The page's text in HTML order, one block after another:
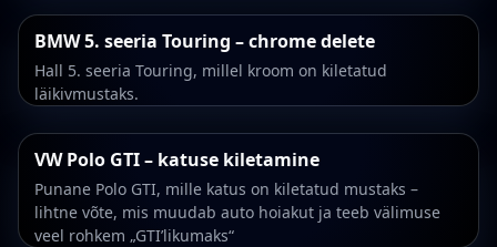
BMW 5. seeria Touring – chrome delete
Hall 5. seeria Touring, millel kroom on kiletatud
läikivmustaks.
VW Polo GTI – katuse kiletamine
Punane Polo GTI, mille katus on kiletatud mustaks –
lihtne võte, mis muudab auto hoiakut ja teeb välimuse
veel rohkem „GTI’likumaks“